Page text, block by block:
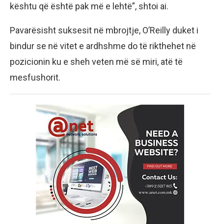
kështu që është pak më e lehtë”, shtoi ai.
Pavarësisht suksesit në mbrojtje, O’Reilly duket i
bindur se në vitet e ardhshme do të rikthehet në
pozicionin ku e sheh veten më së miri, atë të
mesfushorit.